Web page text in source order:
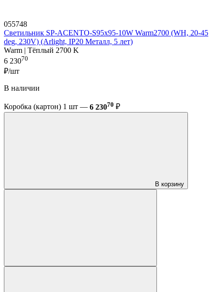
055748
Светильник SP-ACENTO-S95x95-10W Warm2700 (WH, 20-45
deg, 230V) (Arlight, IP20 Металл, 5 лет)
Warm | Тёплый 2700 K
6 23070
₽/шт
В наличии
Коробка (картон) 1 шт — 6 23070 ₽
В корзину